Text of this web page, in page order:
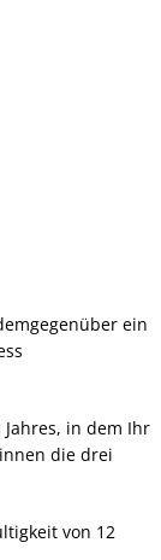
ein
in dem Ihr
die drei
von 12